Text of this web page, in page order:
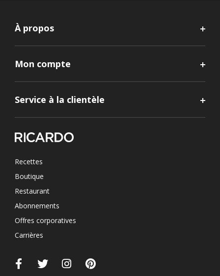
À propos
Mon compte
Service à la clientèle
Recettes
Boutique
Restaurant
Abonnements
Offres corporatives
Carrières